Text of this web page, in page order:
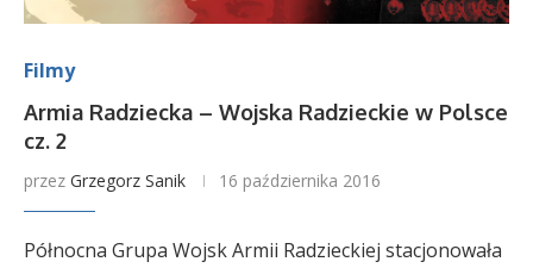
Filmy
Armia Radziecka – Wojska Radzieckie w Polsce
cz. 2
przez Grzegorz Sanik 16 października 2016
Północna Grupa Wojsk Armii Radzieckiej stacjonowała